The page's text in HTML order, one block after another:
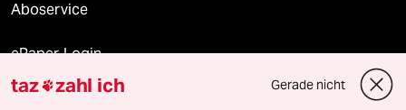
Aboservice
ePaper Login
Downloads für Abonnierende
taz zahl ich Gerade nicht